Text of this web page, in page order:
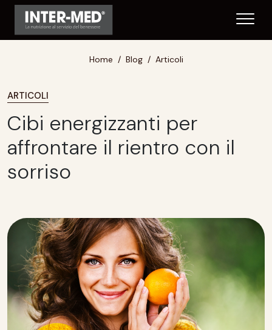
Home Blog Articoli
ARTICOLI
Cibi energizzanti per
affrontare il rientro con il
sorriso